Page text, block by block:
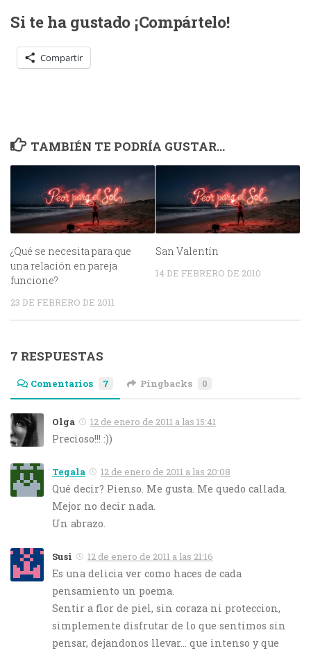
Si te ha gustado ¡Compártelo!
Compartir
TAMBIÉN TE PODRÍA GUSTAR...
¿Qué se necesita para que
una relación en pareja
funcione?
23 DE FEBRERO DE 2011
San Valentín
14 DE FEBRERO DE 2010
7 RESPUESTAS
Comentarios 7 Pingbacks 0
Olga 12 de enero de 2011 a las 15:41
Precioso!!! :))
Tegala 12 de enero de 2011 a las 20:08
Qué decir? Pienso. Me gusta. Me quedo callada.
Mejor no decir nada.
Un abrazo.
Susi 12 de enero de 2011 a las 21:16
Es una delicia ver como haces de cada
pensamiento un poema.
Sentir a flor de piel, sin coraza ni proteccion,
simplemente disfrutar de lo que sentimos sin
pensar, dejandonos llevar… que intenso y que